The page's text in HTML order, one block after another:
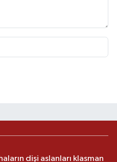
dişi aslanları klasman